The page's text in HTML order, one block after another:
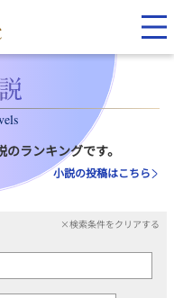
ランキングです。
小説の投稿はこちら
×検索条件をクリアする